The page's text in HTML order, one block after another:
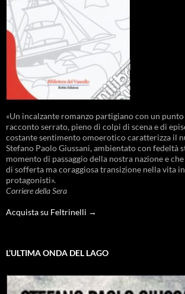
«Un incalzante romanzo partigiano con un
racconto serrato, pieno di colpi di scena e di
costante sentimento omoerotico caratterizza il
Stefano Paolo Giussani, ambientato con fedeltà
momento di passaggio della nostra nazione e
di sofferta ma coraggiosa transizione nella vita
protagonisti».
Corriere della Sera
Acquista su Feltrinelli →
L’ULTIMA ONDA DEL LAGO